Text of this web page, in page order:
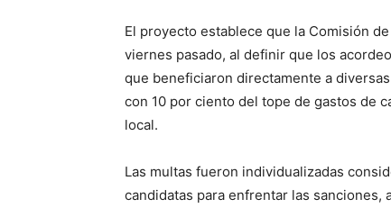
El proyecto establece que la Comisión
viernes pasado, al definir que los
que beneficiaron directamente a
con 10 por ciento del tope de gastos de
local.
Las multas fueron individualizadas
candidatas para enfrentar las